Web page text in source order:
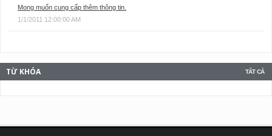
Mong muốn cung cấp thêm thông tin.
1/1/2011 12:00:00 AM
TẤT CẢ
TỪ KHÓA